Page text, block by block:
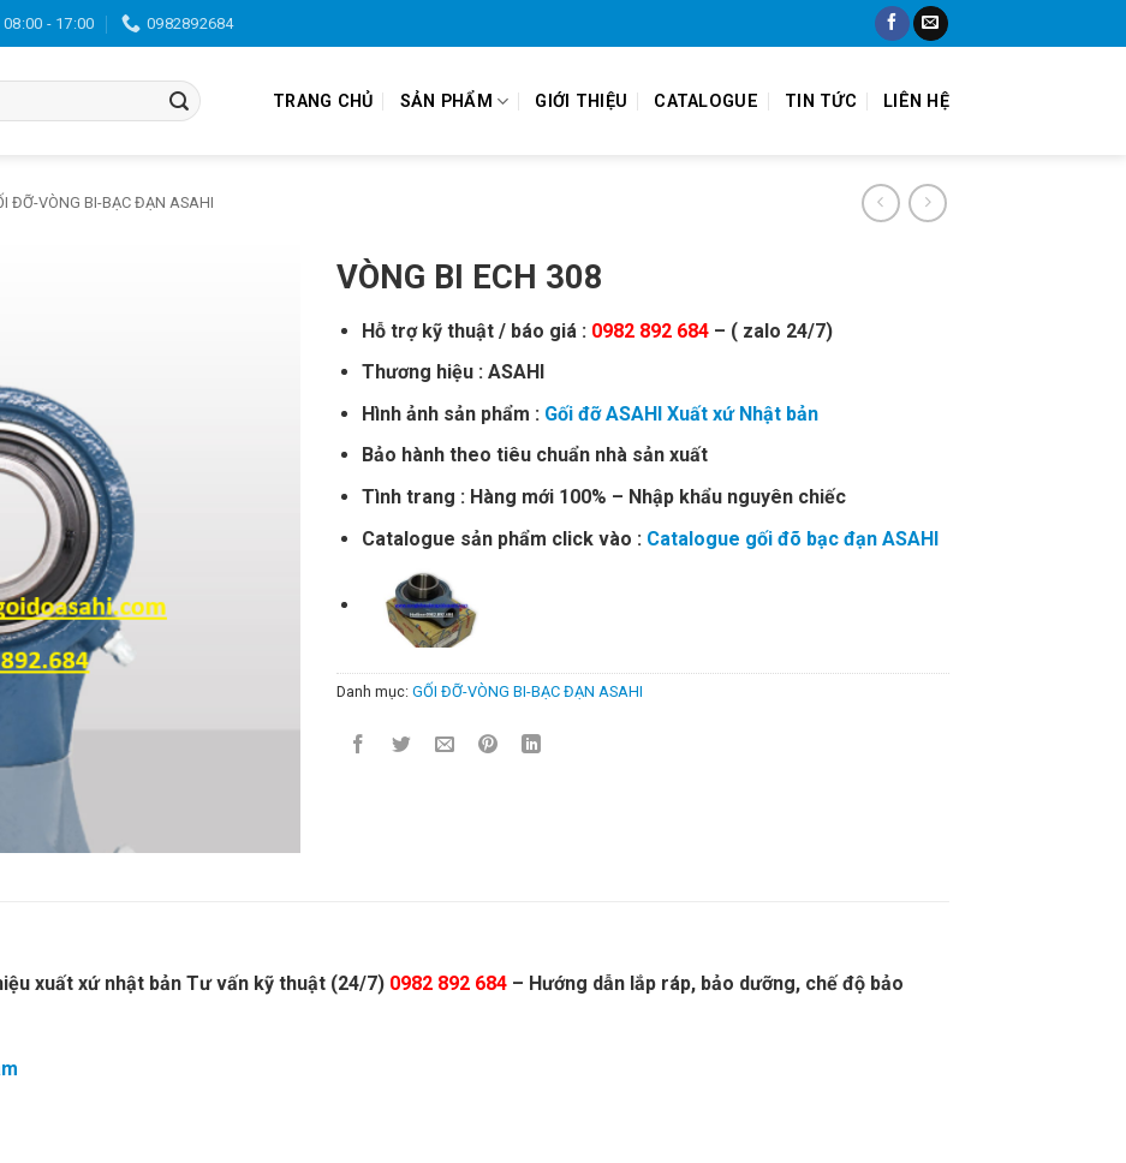
08:00 - 17:00 0982892684
TRANG CHỦ SẢN PHẨM GIỚI THIỆU CATALOGUE TIN TỨC LIÊN HỆ
ĐỠ-VÒNG BI-BẠC ĐẠN ASAHI
VÒNG BI ECH 308
Hỗ trợ kỹ thuật / báo giá : 0982 892 684– ( zalo 24/7)
Thương hiệu : ASAHI
Hình ảnh sản phẩm : Gối đỡ ASAHI Xuất xứ Nhật bản
Bảo hành theo tiêu chuẩn nhà sản xuất
Tình trang : Hàng mới 100% – Nhập khẩu nguyên chiếc
Catalogue sản phẩm click vào : Catalogue gối đõ bạc đạn ASAHI
Danh mục: GỐI ĐỠ-VÒNG BI-BẠC ĐẠN ASAHI
xuất xứ nhật bản Tư vấn kỹ thuật (24/7) 0982 892 684 – Hướng dẫn lắp ráp, bảo dưỡng, chế độ bảo